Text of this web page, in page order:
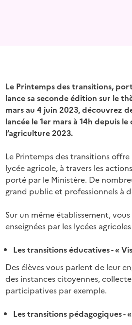
Le Printemps des transitions,
lance sa seconde édition sur le
mars au 4 juin 2023, découvrez
lancée le 1er mars à 14h depuis le
l’agriculture 2023.
Le Printemps des transitions
lycée agricole, à travers les
porté par le Ministère. De
grand public et professionnels à
Sur un même établissement,
enseignées par les lycées
Les transitions éducatives - «
Des élèves vous parlent de leur
des instances citoyennes,
participatives par exemple.
Les transitions pédagogiques -